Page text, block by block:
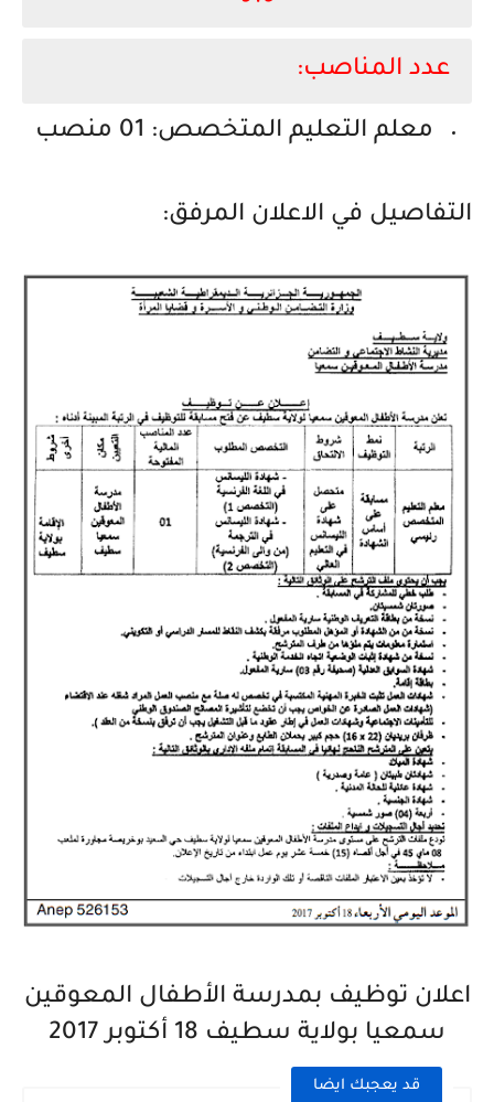
عدد المناصب:
معلم التعليم المتخصص: 01 منصب
التفاصيل في الاعلان المرفق:
اعلان توظيف بمدرسة الأطفال المعوقين
سمعيا بولاية سطيف 18 أكتوبر 2017
قد يعجبك ايضا